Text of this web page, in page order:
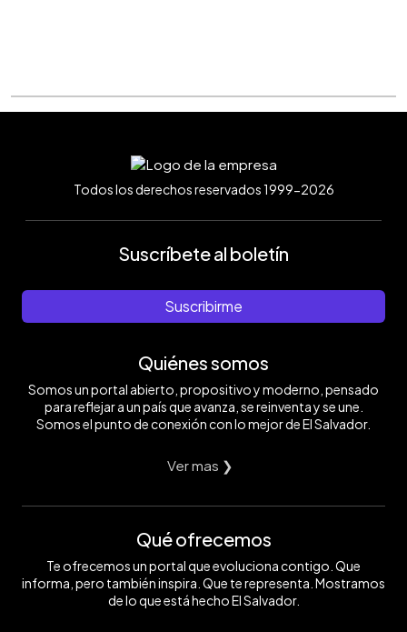
Todos los derechos reservados 1999-2026
Suscríbete al boletín
Suscribirme
Quiénes somos
Somos un portal abierto, propositivo y moderno, pensado
para reflejar a un país que avanza, se reinventa y se une.
Somos el punto de conexión con lo mejor de El Salvador.
Ver mas ❯
Qué ofrecemos
Te ofrecemos un portal que evoluciona contigo. Que
informa, pero también inspira. Que te representa. Mostramos
de lo que está hecho El Salvador.